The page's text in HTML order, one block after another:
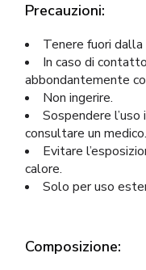
Precauzioni:
Tenere fuori
In caso di
abbondantemente
Non ingerire.
Sospendere
consultare un medico.
Evitare
calore.
Solo per uso
Composizione: